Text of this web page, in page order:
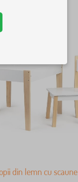
din lemn cu scaune